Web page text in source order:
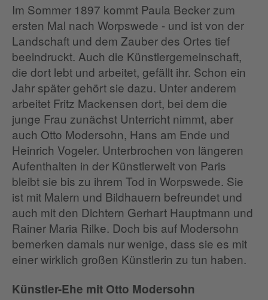
Im Sommer 1897 kommt Paula Becker zum
ersten Mal nach Worpswede - und ist von der
Landschaft und dem Zauber des Ortes tief
beeindruckt. Auch die Künstlergemeinschaft,
die dort lebt und arbeitet, gefällt ihr. Schon ein
Jahr später gehört sie dazu. Unter anderem
arbeitet Fritz Mackensen dort, bei dem die
junge Frau zunächst Unterricht nimmt, aber
auch Otto Modersohn, Hans am Ende und
Heinrich Vogeler. Unterbrochen von längeren
Aufenthalten in der Künstlerwelt von Paris
bleibt sie bis zu ihrem Tod in Worpswede. Sie
ist mit Malern und Bildhauern befreundet und
auch mit den Dichtern Gerhart Hauptmann und
Rainer Maria Rilke. Doch bis auf Modersohn
bemerken damals nur wenige, dass sie es mit
einer wirklich großen Künstlerin zu tun haben.
Künstler-Ehe mit Otto Modersohn